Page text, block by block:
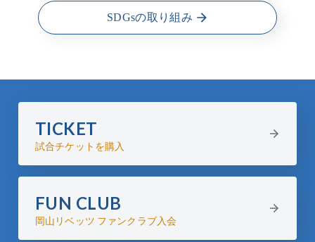
SDGsの取り組み
TICKET
試合チケットを購入
FUN CLUB
岡山リベッツ ファンクラブ入会